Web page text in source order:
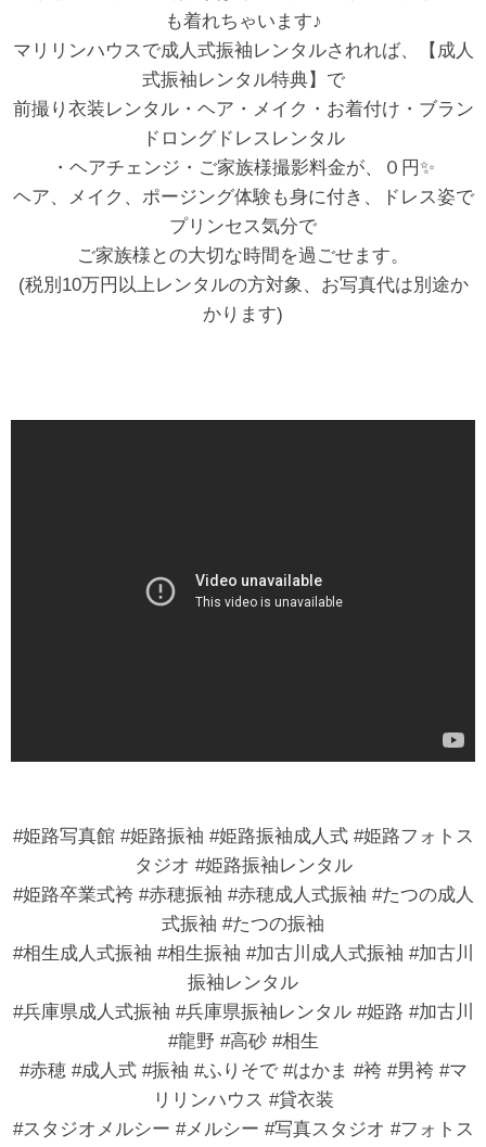
も着れちゃいます♪
マリリンハウスで成人式振袖レンタルされれば、【成人
式振袖レンタル特典】で
前撮り衣装レンタル・ヘア・メイク・お着付け・ブラン
ドロングドレスレンタル
・ヘアチェンジ・ご家族様撮影料金が、０円✨
ヘア、メイク、ポージング体験も身に付き、ドレス姿で
プリンセス気分で
ご家族様との大切な時間を過ごせます。
(税別10万円以上レンタルの方対象、お写真代は別途か
かります)
#姫路写真館 #姫路振袖 #姫路振袖成人式 #姫路フォトス
タジオ #姫路振袖レンタル
#姫路卒業式袴 #赤穂振袖 #赤穂成人式振袖 #たつの成人
式振袖 #たつの振袖
#相生成人式振袖 #相生振袖 #加古川成人式振袖 #加古川
振袖レンタル
#兵庫県成人式振袖 #兵庫県振袖レンタル #姫路 #加古川
#龍野 #高砂 #相生
#赤穂 #成人式 #振袖 #ふりそで #はかま #袴 #男袴 #マ
リリンハウス #貸衣装
#スタジオメルシー #メルシー #写真スタジオ #フォトス